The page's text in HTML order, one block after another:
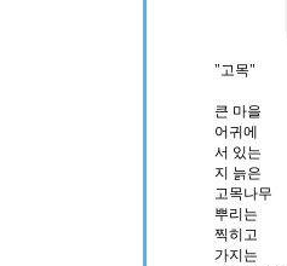
"고목"
큰 마을
어귀에
서 있는
지 늙은
고목나무
뿌리는
찍히고
가지는